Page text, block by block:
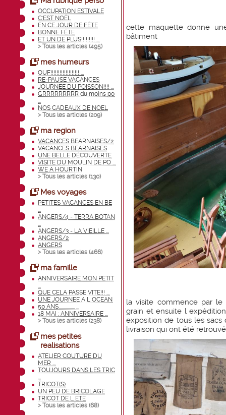
OCCUPATION ESTIVALE
C'EST NOËL
EN CE JOUR DE FÊTE
BONNE FÊTE
ET UN DE PLUS!!!!!!!!! ...
> Tous les articles (495)
mes humeurs
OUF!!!!!!!!!!!!!!!!!!! ...
RE-PAUSE VACANCES
JOURNEE DU POISSON!!!! ...
GRRRRRRRRR du moins po
...
NOS CADEAUX DE NOEL
> Tous les articles (209)
ma region
VACANCES BEARNAISES/2
VACANCES BEARNAISES
UNE BELLE DÉCOUVERTE
VISITE DU MOULIN DE PO ...
WE A HOURTIN
> Tous les articles (130)
Mes voyages
PETITES VACANCES EN BE
...
ANGERS/4 - TERRA BOTAN
...
ANGERS/3 - LA VIEILLE ...
ANGERS/2
ANGERS
> Tous les articles (466)
ma famille
ANNIVERSAIRE MON PETIT
...
QUE CELA PASSE VITE!!! ...
UNE JOURNEE A L OCEAN
50 ANS................ ...
18 MAI : ANNIVERSAIRE ...
> Tous les articles (238)
mes petites
realisations
ATELIER COUTURE DU
MER ...
TOUJOURS DANS LES TRIC
...
TRICOT(S)
UN PEU DE BRICOLAGE
TRICOT DE L ETE
> Tous les articles (68)
cette maquette donne
bâtiment
la visite commence par le
grain et ensuite l
exposition de tous les
livraison qui ont été